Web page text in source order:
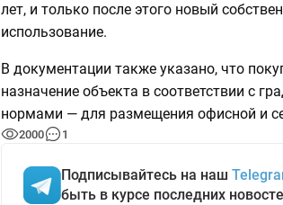
лет, и только после этого новый
использование.
В документации также указано, что
назначение объекта в соответствии с
нормами — для размещения офисной и
2000 1
Подписывайтесь на наш
быть в курсе последних